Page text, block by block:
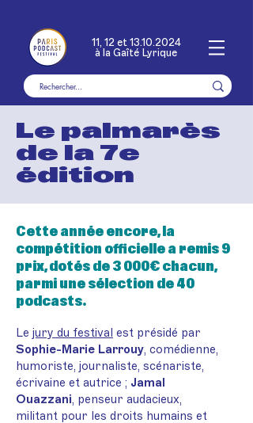
11, 12 et 13.10.2024
à la Gaîté Lyrique
Le palmarès
de la 7e
édition
Cette année encore, la
compétition officielle a remis 9
prix, dotés de 3 000€ chacun,
parmi une sélection de 40
podcasts.
Le jury du festival est présidé par
Sophie-Marie Larrouy, comédienne,
humoriste, journaliste, scénariste,
écrivaine et autrice ; Jamal
Ouazzani, penseur audacieux,
militant pour les droits humains et